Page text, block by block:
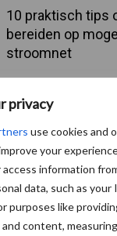
privacy
use cookies and
your
information
data, such as your
purposes like
content,
10 praktisch tips
bereiden op
stroomnet
EU-
maar tempo vlakt
Kwaliteit als
internationale
veeteeltsector